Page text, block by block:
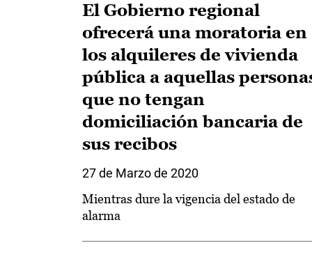
El Gobierno regional
ofrecerá una moratoria en
los alquileres de vivienda
pública a aquellas
que no tengan
domiciliación bancaria de
sus recibos
27 de Marzo de 2020
Mientras dure la vigencia del estado de
alarma